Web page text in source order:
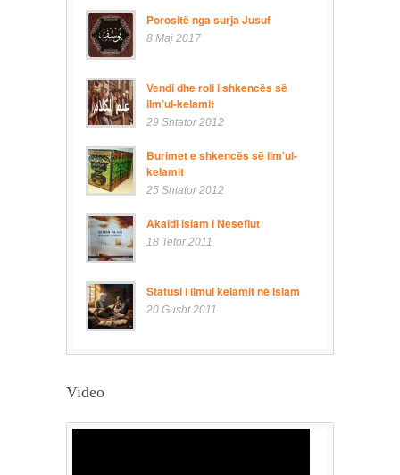
Porositë nga surja Jusuf
8 Maj 2017
Vendi dhe roli i shkencës së
ilm’ul-kelamit
29 Shtator 2012
Burimet e shkencës së ilm’ul-
kelamit
25 Shtator 2012
Akaidi islam i Nesefiut
18 Tetor 2011
Statusi i ilmul kelamit në Islam
20 Gusht 2011
Video